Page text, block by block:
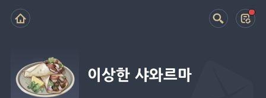
이상한 샤와르마